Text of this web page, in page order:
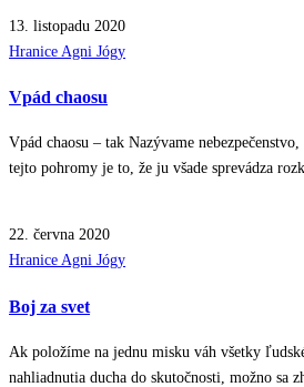
13. listopadu 2020
Posted
Hranice Agni Jógy
Vpád chaosu
Vpád chaosu – tak Nazývame
tejto pohromy je to, že ju všade sprevádza
22. června 2020
Posted
Hranice Agni Jógy
Boj za svet
Ak položíme na jednu misku váh všetky
nahliadnutia ducha do skutočnosti, možno sa